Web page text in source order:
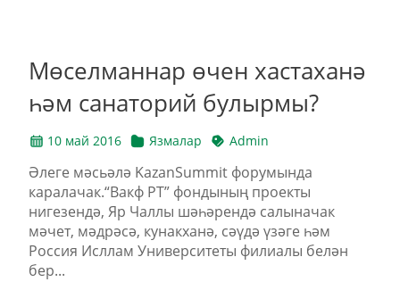
Мөселманнар өчен хастаханә
һәм санаторий булырмы?
10 май 2016 Язмалар Admin
Әлеге мәсьәлә KazanSummit форумында
каралачак.“Вакф РТ” фондының проекты
нигезендә, Яр Чаллы шәһәрендә салыначак
мәчет, мәдрәсә, кунакханә, сәүдә үзәге һәм
Россия Исллам Университеты филиалы белән
бер...